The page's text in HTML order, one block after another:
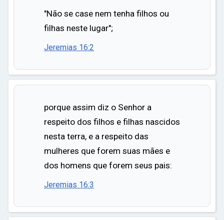
"Não se case nem tenha filhos ou
filhas neste lugar";
Jeremias 16:2
porque assim diz o Senhor a
respeito dos filhos e filhas nascidos
nesta terra, e a respeito das
mulheres que forem suas mães e
dos homens que forem seus pais:
Jeremias 16:3